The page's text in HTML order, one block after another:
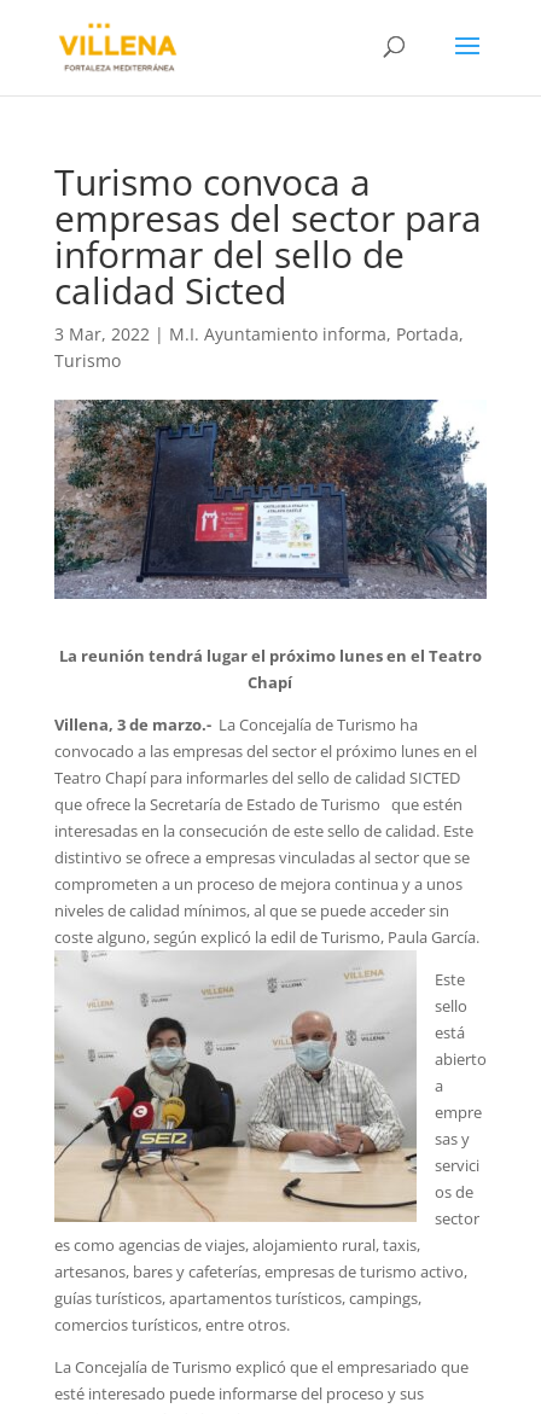
Turismo convoca a
empresas del sector para
informar del sello de
calidad Sicted
3 Mar, 2022| M.I. Ayuntamiento informa, Portada,
Turismo
La reunión tendrá lugar el próximo lunes en el Teatro
Chapí
Villena, 3 de marzo.- La Concejalía de Turismo ha
convocado a las empresas del sector el próximo lunes en el
Teatro Chapí para informarles del sello de calidad SICTED
que ofrece la Secretaría de Estado de Turismo que estén
interesadas en la consecución de este sello de calidad. Este
distintivo se ofrece a empresas vinculadas al sector que se
comprometen a un proceso de mejora continua y a unos
niveles de calidad mínimos, al que se puede acceder sin
coste alguno, según explicó la edil de Turismo, Paula García.
Este
sello
está
abierto
a
empre
sas y
servici
os de
sector
es como agencias de viajes, alojamiento rural, taxis,
artesanos, bares y cafeterías, empresas de turismo activo,
guías turísticos, apartamentos turísticos, campings,
comercios turísticos, entre otros.
La Concejalía de Turismo explicó que el empresariado que
esté interesado puede informarse del proceso y sus